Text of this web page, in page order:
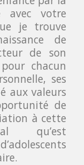
avec votre
je trouve
de
de son
chacun
ses
aux valeurs
de
à cette
qu’est